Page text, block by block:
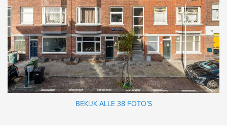
BEKIJK ALLE 38 FOTO’S